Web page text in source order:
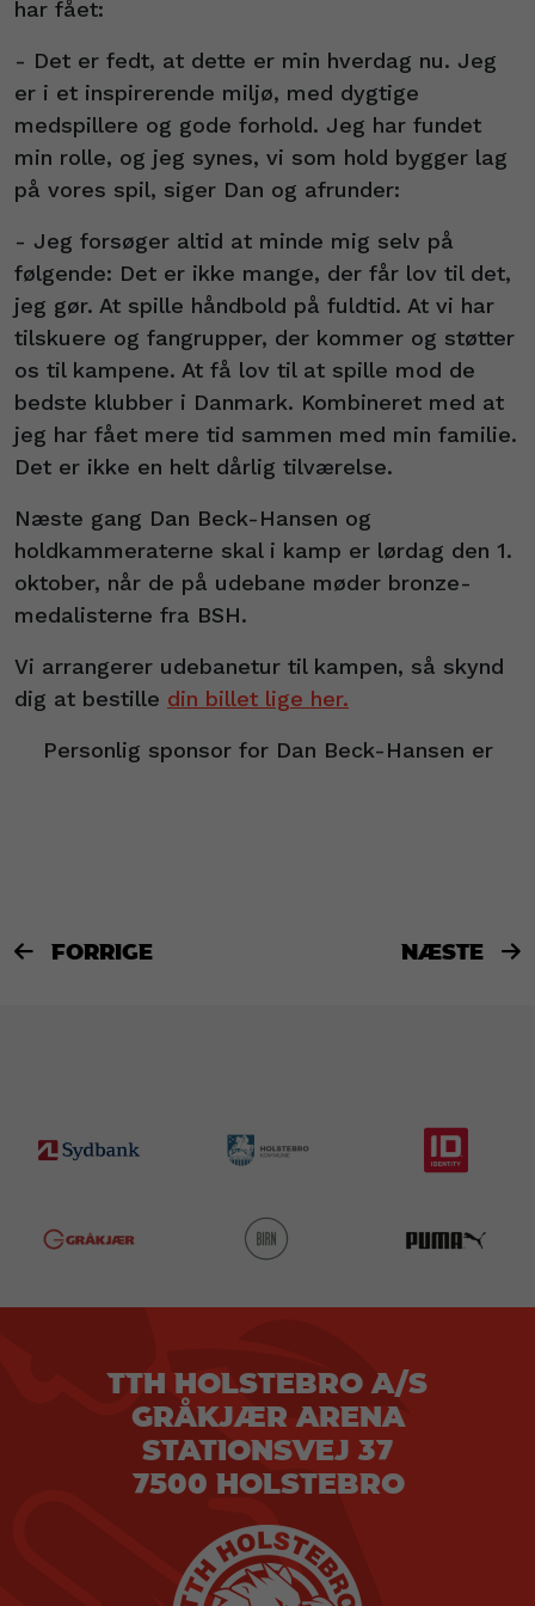
har fået:
- Det er fedt, at dette er min hverdag nu. Jeg
er i et inspirerende miljø, med dygtige
medspillere og gode forhold. Jeg har fundet
min rolle, og jeg synes, vi som hold bygger lag
på vores spil, siger Dan og afrunder:
- Jeg forsøger altid at minde mig selv på
følgende: Det er ikke mange, der får lov til det,
jeg gør. At spille håndbold på fuldtid. At vi har
tilskuere og fangrupper, der kommer og støtter
os til kampene. At få lov til at spille mod de
bedste klubber i Danmark. Kombineret med at
jeg har fået mere tid sammen med min familie.
Det er ikke en helt dårlig tilværelse.
Næste gang Dan Beck-Hansen og
holdkammeraterne skal i kamp er lørdag den 1.
oktober, når de på udebane møder bronze-
medalisterne fra BSH.
Vi arrangerer udebanetur til kampen, så skynd
dig at bestille din billet lige her.
Personlig sponsor for Dan Beck-Hansen er
 FORRIGE NÆSTE 
TTH HOLSTEBRO A/S
GRÅKJÆR ARENA
STATIONSVEJ 37
7500 HOLSTEBRO